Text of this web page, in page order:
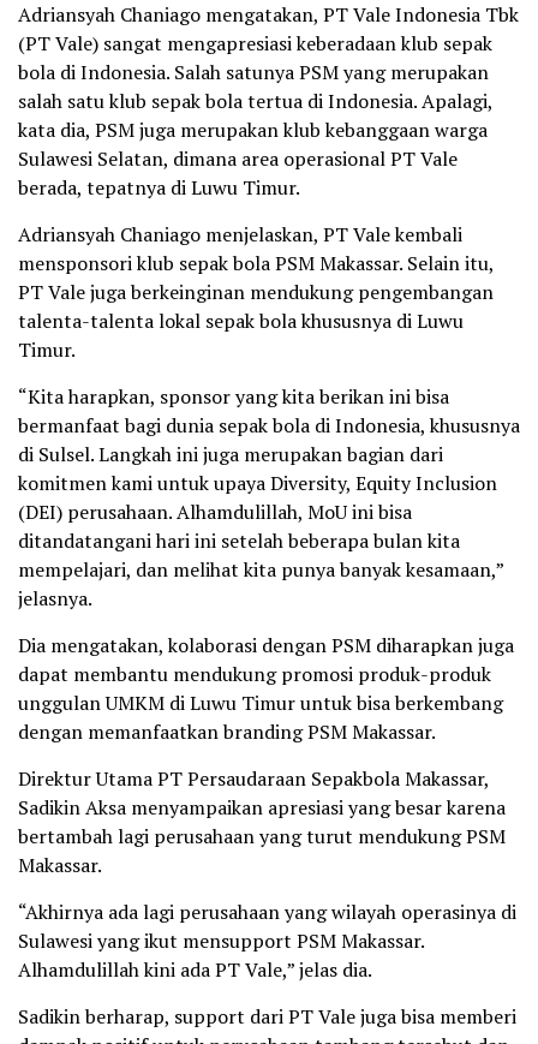
Adriansyah Chaniago mengatakan, PT Vale Indonesia Tbk
(PT Vale) sangat mengapresiasi keberadaan klub sepak
bola di Indonesia. Salah satunya PSM yang merupakan
salah satu klub sepak bola tertua di Indonesia. Apalagi,
kata dia, PSM juga merupakan klub kebanggaan warga
Sulawesi Selatan, dimana area operasional PT Vale
berada, tepatnya di Luwu Timur.
Adriansyah Chaniago menjelaskan, PT Vale kembali
mensponsori klub sepak bola PSM Makassar. Selain itu,
PT Vale juga berkeinginan mendukung pengembangan
talenta-talenta lokal sepak bola khususnya di Luwu
Timur.
“Kita harapkan, sponsor yang kita berikan ini bisa
bermanfaat bagi dunia sepak bola di Indonesia, khususnya
di Sulsel. Langkah ini juga merupakan bagian dari
komitmen kami untuk upaya Diversity, Equity Inclusion
(DEI) perusahaan. Alhamdulillah, MoU ini bisa
ditandatangani hari ini setelah beberapa bulan kita
mempelajari, dan melihat kita punya banyak kesamaan,”
jelasnya.
Dia mengatakan, kolaborasi dengan PSM diharapkan juga
dapat membantu mendukung promosi produk-produk
unggulan UMKM di Luwu Timur untuk bisa berkembang
dengan memanfaatkan branding PSM Makassar.
Direktur Utama PT Persaudaraan Sepakbola Makassar,
Sadikin Aksa menyampaikan apresiasi yang besar karena
bertambah lagi perusahaan yang turut mendukung PSM
Makassar.
“Akhirnya ada lagi perusahaan yang wilayah operasinya di
Sulawesi yang ikut mensupport PSM Makassar.
Alhamdulillah kini ada PT Vale,” jelas dia.
Sadikin berharap, support dari PT Vale juga bisa memberi